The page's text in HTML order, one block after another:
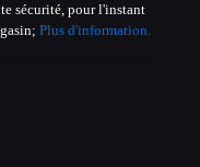
sécurité, pour l'instant
Plus d'information.